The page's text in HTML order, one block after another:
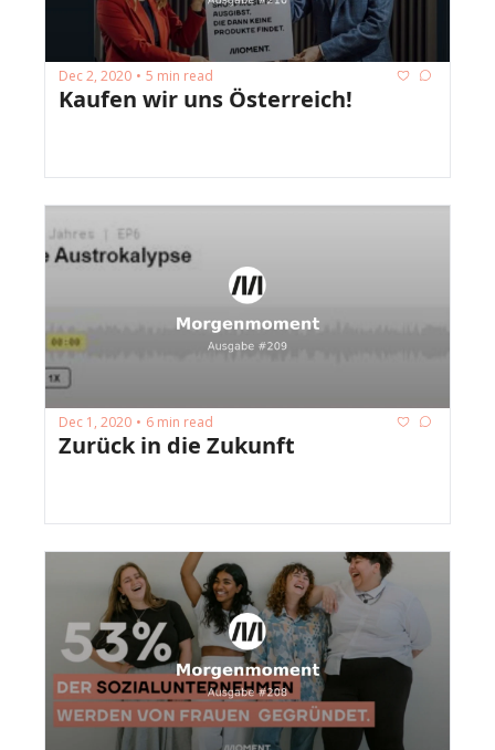
Dec 2, 2020 • 5 min read
Kaufen wir uns Österreich!
Dec 1, 2020 • 6 min read
Zurück in die Zukunft